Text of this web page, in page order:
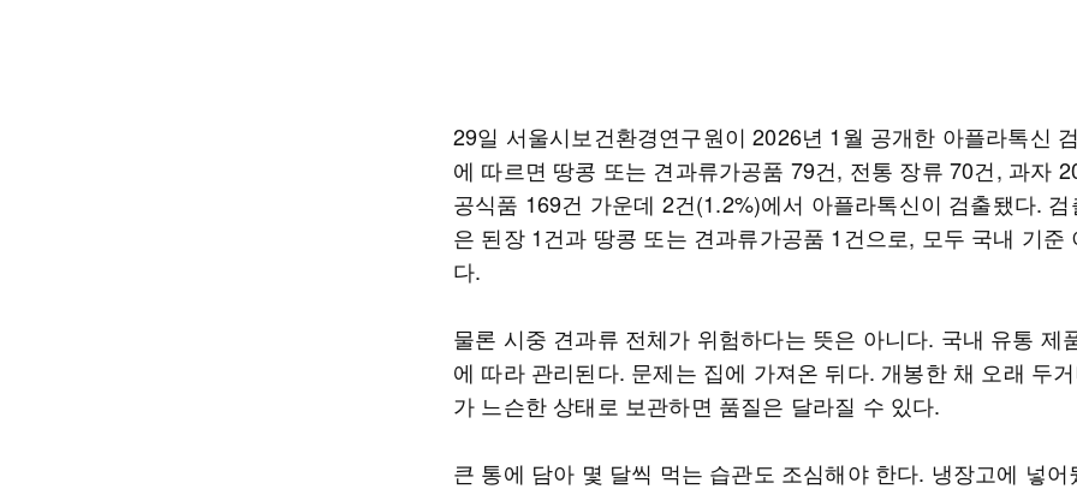
29일 서울시보건환경연구원이 2026년 1월 공개한 아플라톡신
에 따르면 땅콩 또는 견과류가공품 79건, 전통 장류 70건, 과자
공식품 169건 가운데 2건(1.2%)에서 아플라톡신이 검출됐다. 검
은 된장 1건과 땅콩 또는 견과류가공품 1건으로, 모두 국내 기준
다.
물론 시중 견과류 전체가 위험하다는 뜻은 아니다. 국내 유통 제
에 따라 관리된다. 문제는 집에 가져온 뒤다. 개봉한 채 오래 두
가 느슨한 상태로 보관하면 품질은 달라질 수 있다.
큰 통에 담아 몇 달씩 먹는 습관도 조심해야 한다. 냉장고에 넣어